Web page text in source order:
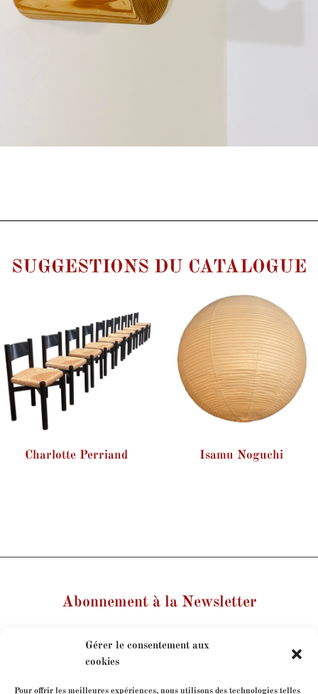
Gérer le consentement aux
cookies
Pour offrir les meilleures expériences, nous utilisons des technologies telles
SUGGESTIONS DU CATALOGUE
Charlotte Perriand Isamu Noguchi
Abonnement à la Newsletter